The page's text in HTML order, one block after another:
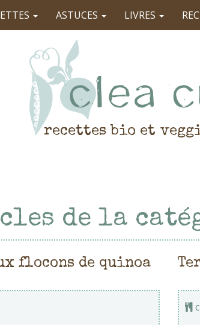
ASTUCES LIVRES
recettes bio et
de la
flocons de quinoa